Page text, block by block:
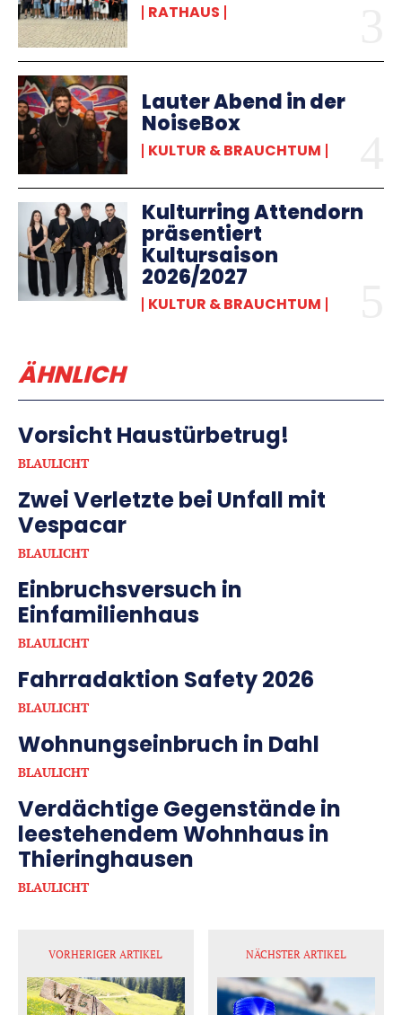
RATHAUS
Lauter Abend in der
NoiseBox
KULTUR & BRAUCHTUM
Kulturring Attendorn
präsentiert
Kultursaison
2026/2027
KULTUR & BRAUCHTUM
ÄHNLICH
Vorsicht Haustürbetrug!
BLAULICHT
Zwei Verletzte bei Unfall mit
Vespacar
BLAULICHT
Einbruchsversuch in
Einfamilienhaus
BLAULICHT
Fahrradaktion Safety 2026
BLAULICHT
Wohnungseinbruch in Dahl
BLAULICHT
Verdächtige Gegenstände in
leestehendem Wohnhaus in
Thieringhausen
BLAULICHT
VORHERIGER ARTIKEL NÄCHSTER ARTIKEL